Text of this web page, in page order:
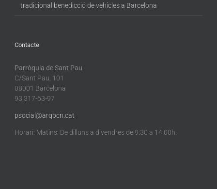
tradicional benedicció de vehicles a Barcelona
Contacte
Parròquia de Sant Pau
C/Sant Pau, 101
08001 Barcelona
93 317-63-97
psocial@arqbcn.cat
Horari: Matins: De dilluns a divendres de 9.30 a 14.00h.